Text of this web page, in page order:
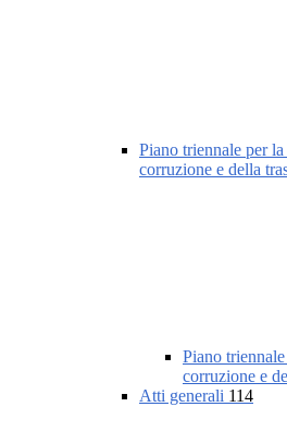
Piano triennale per
corruzione e della
Piano
corruzione e
Atti generali 114